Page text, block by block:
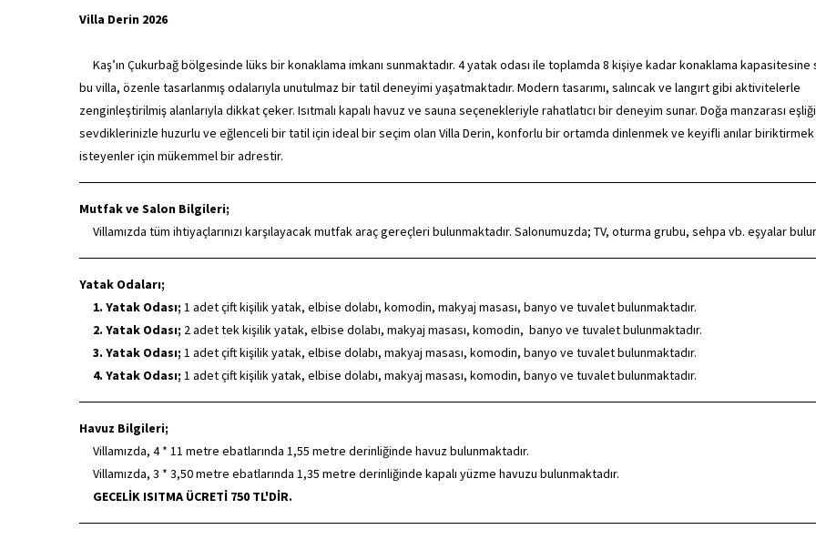
Villa Derin 2026
Kaş’ın Çukurbağ bölgesinde lüks bir konaklama imkanı sunmaktadır. 4 yatak odası ile toplamda 8 kişiye kadar konaklama kapasitesine
bu villa, özenle tasarlanmış odalarıyla unutulmaz bir tatil deneyimi yaşatmaktadır. Modern tasarımı, salıncak ve langırt gibi aktivitelerle
zenginleştirilmiş alanlarıyla dikkat çeker. Isıtmalı kapalı havuz ve sauna seçenekleriyle rahatlatıcı bir deneyim sunar. Doğa manzarası
sevdiklerinizle huzurlu ve eğlenceli bir tatil için ideal bir seçim olan Villa Derin, konforlu bir ortamda dinlenmek ve keyifli anılar biriktirmek
isteyenler için mükemmel bir adrestir.
Mutfak ve Salon Bilgileri;
Villamızda tüm ihtiyaçlarınızı karşılayacak mutfak araç gereçleri bulunmaktadır. Salonumuzda; TV, oturma grubu, sehpa vb. eşyalar
Yatak Odaları;
1. Yatak Odası; 1 adet çift kişilik yatak, elbise dolabı, komodin, makyaj masası, banyo ve tuvalet bulunmaktadır.
2. Yatak Odası; 2 adet tek kişilik yatak, elbise dolabı, makyaj masası, komodin, banyo ve tuvalet bulunmaktadır.
3. Yatak Odası; 1 adet çift kişilik yatak, elbise dolabı, makyaj masası, komodin, banyo ve tuvalet bulunmaktadır.
4. Yatak Odası; 1 adet çift kişilik yatak, elbise dolabı, makyaj masası, komodin, banyo ve tuvalet bulunmaktadır.
Havuz Bilgileri;
Villamızda, 4 * 11 metre ebatlarında 1,55 metre derinliğinde havuz bulunmaktadır.
Villamızda, 3 * 3,50 metre ebatlarında 1,35 metre derinliğinde kapalı yüzme havuzu bulunmaktadır.
GECELİK ISITMA ÜCRETİ 750 TL'DİR.